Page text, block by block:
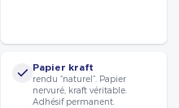
Papier kraft
rendu “naturel”. Papier
nervuré, kraft véritable.
Adhésif permanent.